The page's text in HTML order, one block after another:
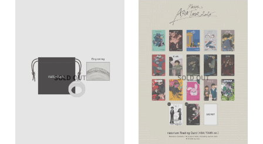
SOLD OUT SOLD OUT